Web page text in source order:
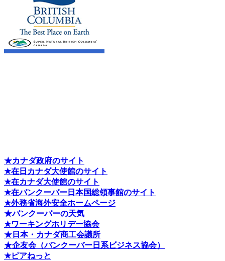
★カナダ政府のサイト
★在日カナダ大使館のサイト
★在カナダ大使館のサイト
★在バンクーバー日本国総領事館のサイト
★外務省海外安全ホームページ
★バンクーバーの天気
★ワーキングホリデー協会
★日本・カナダ商工会議所
★企友会（バンクーバー日系ビジネス協会）
★ピアねっと